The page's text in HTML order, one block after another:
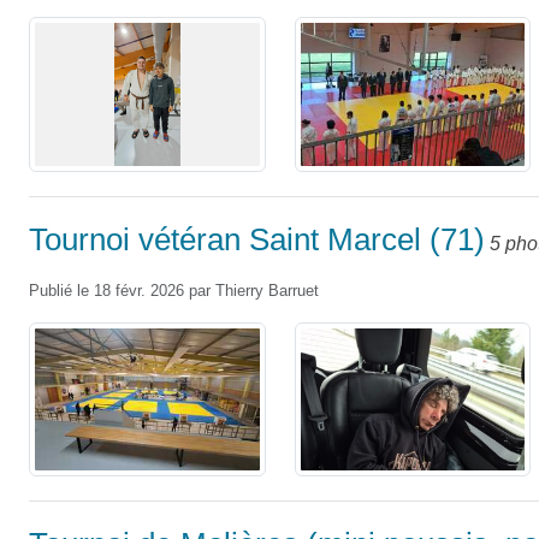
Tournoi vétéran Saint Marcel (71) 5
Publié le 18 févr. 2026 par Thierry Barruet